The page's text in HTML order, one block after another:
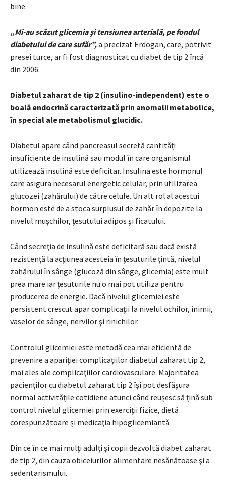
bine.
„Mi-au scăzut glicemia și tensiunea arterială, pe fondul
diabetului de care sufăr”,a precizat Erdogan, care, potrivit
presei turce, ar fi fost diagnosticat cu diabet de tip 2 încă
din 2006.
Diabetul zaharat de tip 2 (insulino-independent) este o
boală endocrină caracterizată prin anomalii metabolice,
în special ale metabolismul glucidic.
Diabetul apare când pancreasul secretă cantităţi
insuficiente de insulină sau modul în care organismul
utilizează insulină este deficitar. Insulina este hormonul
care asigura necesarul energetic celular, prin utilizarea
glucozei (zahărului) de către celule. Un alt rol al acestui
hormon este de a stoca surplusul de zahăr în depozite la
nivelul muşchilor, ţesutului adipos şi ficatului.
Când secreţia de insulină este deficitară sau dacă există
rezistenţă la acţiunea acesteia în ţesuturile ţintă, nivelul
zahărului în sânge (glucoză din sânge, glicemia) este mult
prea mare iar ţesuturile nu o mai pot utiliza pentru
producerea de energie. Dacă nivelul glicemiei este
persistent crescut apar complicaţii la nivelul ochilor, inimii,
vaselor de sânge, nervilor şi rinichilor.
Controlul glicemiei este metodă cea mai eficientă de
prevenire a apariţiei complicaţiilor diabetul zaharat tip 2,
mai ales ale complicaţiilor cardiovasculare. Majoritatea
pacienţilor cu diabetul zaharat tip 2 îşi pot desfăşura
normal activităţile cotidiene atunci când reuşesc să ţină sub
control nivelul glicemiei prin exerciţii fizice, dietă
corespunzătoare şi medicaţia hipoglicemiantă.
Din ce în ce mai mulţi adulţi şi copii dezvoltă diabet zaharat
de tip 2, din cauza obiceiurilor alimentare nesănătoase şi a
sedentarismului.